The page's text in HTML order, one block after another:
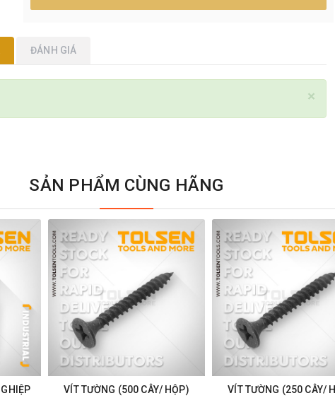
ĐÁNH GIÁ
×
SẢN PHẨM CÙNG HÃNG
VÍT TƯỜNG (500 CÂY/ HỘP)
VÍT TƯỜNG (250 CÂY/